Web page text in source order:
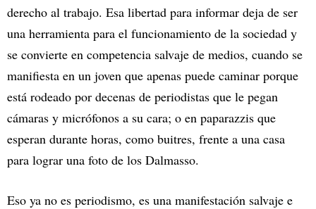
derecho al trabajo. Esa libertad para informar deja de ser
una herramienta para el funcionamiento de la sociedad y
se convierte en competencia salvaje de medios, cuando se
manifiesta en un joven que apenas puede caminar porque
está rodeado por decenas de periodistas que le pegan
cámaras y micrófonos a su cara; o en paparazzis que
esperan durante horas, como buitres, frente a una casa
para lograr una foto de los Dalmasso.
Eso ya no es periodismo, es una manifestación salvaje e